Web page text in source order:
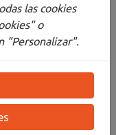
las cookies
o
"Personalizar".